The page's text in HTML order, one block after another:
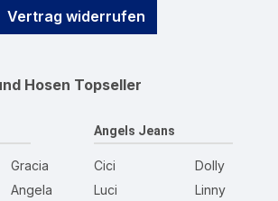
Vertrag widerrufen
Hosen Topseller
Gracia
Angela
Angels Jeans
Cici
Luci
Dolly
Linny